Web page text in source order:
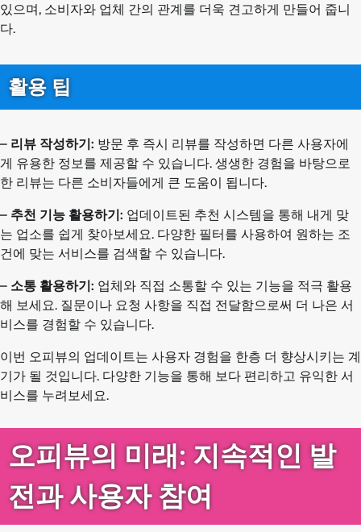
있으며, 소비자와 업체 간의 관계를 더욱 견고하게 만들어 줍니
다.
활용 팁
– 리뷰 작성하기: 방문 후 즉시 리뷰를 작성하면 다른 사용자에
게 유용한 정보를 제공할 수 있습니다. 생생한 경험을 바탕으로
한 리뷰는 다른 소비자들에게 큰 도움이 됩니다.
– 추천 기능 활용하기: 업데이트된 추천 시스템을 통해 내게 맞
는 업소를 쉽게 찾아보세요. 다양한 필터를 사용하여 원하는 조
건에 맞는 서비스를 검색할 수 있습니다.
– 소통 활용하기: 업체와 직접 소통할 수 있는 기능을 적극 활용
해 보세요. 질문이나 요청 사항을 직접 전달함으로써 더 나은 서
비스를 경험할 수 있습니다.
이번 오피뷰의 업데이트는 사용자 경험을 한층 더 향상시키는 계
기가 될 것입니다. 다양한 기능을 통해 보다 편리하고 유익한 서
비스를 누려보세요.
오피뷰의 미래: 지속적인 발
전과 사용자 참여